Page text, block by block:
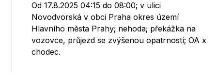
Od 17.8.2025 04:15 do 08:00; v ulici
Novodvorská v obci Praha okres území
Hlavního města Prahy; nehoda; překážka na
vozovce, průjezd se zvýšenou opatrností; OA x
chodec.